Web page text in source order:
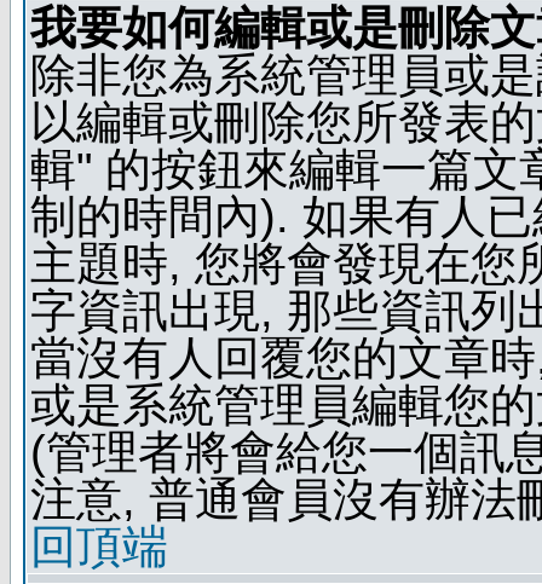
我要如何編輯或是刪除
除非您為系統管理員或
以編輯或刪除您所發表
輯" 的按鈕來編輯一篇文
制的時間內). 如果有人
主題時, 您將會發現在您
字資訊出現, 那些資訊列
當沒有人回覆您的文章
或是系統管理員編輯您
(管理者將會給您一個訊
注意, 普通會員沒有辦法
回頂端